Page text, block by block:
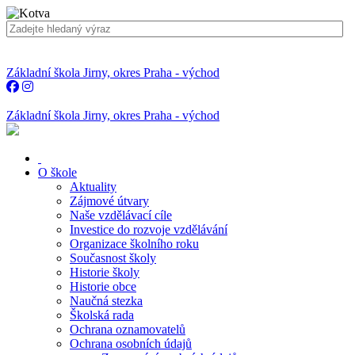
Základní škola Jirny, okres Praha - východ
Základní škola Jirny, okres Praha - východ
O škole
Aktuality
Zájmové útvary
Naše vzdělávací cíle
Investice do rozvoje vzdělávání
Organizace školního roku
Současnost školy
Historie školy
Historie obce
Naučná stezka
Školská rada
Ochrana oznamovatelů
Ochrana osobních údajů